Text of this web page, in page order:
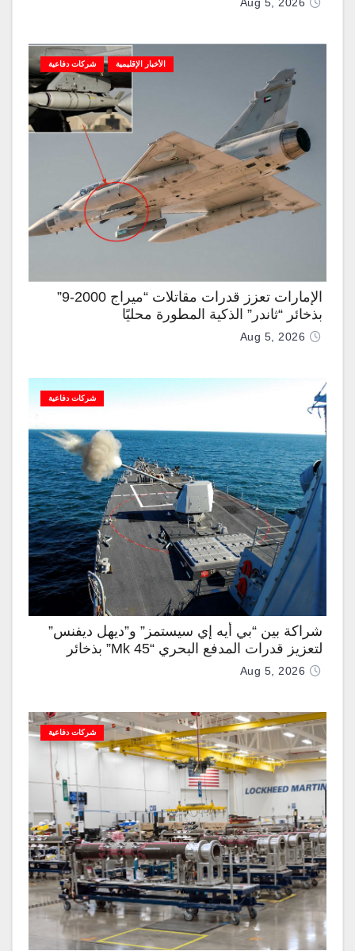
الأخبار الإقليمية شركات دفاعية
الإمارات تعزز قدرات مقاتلات “ميراج 2000-9”
بذخائر “ثاندر” الذكية المطورة محليًا
Aug 5, 2026
شركات دفاعية
شراكة بين “بي أيه إي سيستمز” و”ديهل ديفنس”
لتعزيز قدرات المدفع البحري “Mk 45” بذخائر
موجهة وصواريخ “IRIS-T”
Aug 5, 2026
شركات دفاعية